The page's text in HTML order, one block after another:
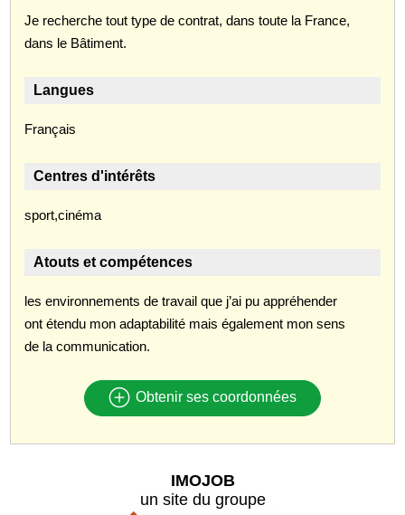
Je recherche tout type de contrat, dans toute la France,
dans le Bâtiment.
Langues
Français
Centres d'intérêts
sport,cinéma
Atouts et compétences
les environnements de travail que j’ai pu appréhender
ont étendu mon adaptabilité mais également mon sens
de la communication.
Obtenir ses coordonnées
IMOJOB
un site du groupe